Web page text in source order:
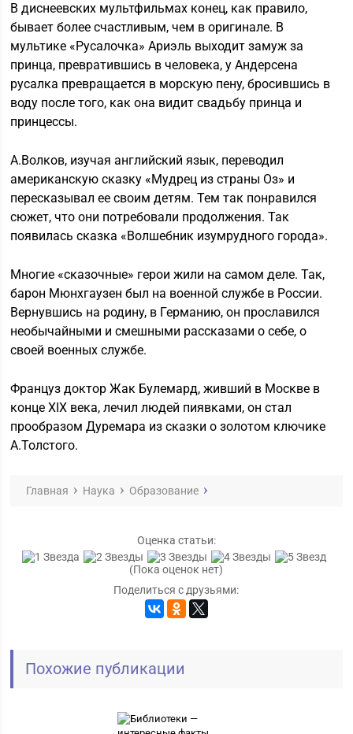
В диснеевских мультфильмах конец, как правило,
бывает более счастливым, чем в оригинале. В
мультике «Русалочка» Ариэль выходит замуж за
принца, превратившись в человека, у Андерсена
русалка превращается в морскую пену, бросившись в
воду после того, как она видит свадьбу принца и
принцессы.
А.Волков, изучая английский язык, переводил
американскую сказку «Мудрец из страны Оз» и
пересказывал ее своим детям. Тем так понравился
сюжет, что они потребовали продолжения. Так
появилась сказка «Волшебник изумрудного города».
Многие «сказочные» герои жили на самом деле. Так,
барон Мюнхгаузен был на военной службе в России.
Вернувшись на родину, в Германию, он прославился
необычайными и смешными рассказами о себе, о
своей военных службе.
Француз доктор Жак Булемард, живший в Москве в
конце ХIХ века, лечил людей пиявками, он стал
прообразом Дуремара из сказки о золотом ключике
А.Толстого.
Главная Наука Образование
Оценка статьи:
(Пока оценок нет)
Поделиться с друзьями:
Похожие публикации